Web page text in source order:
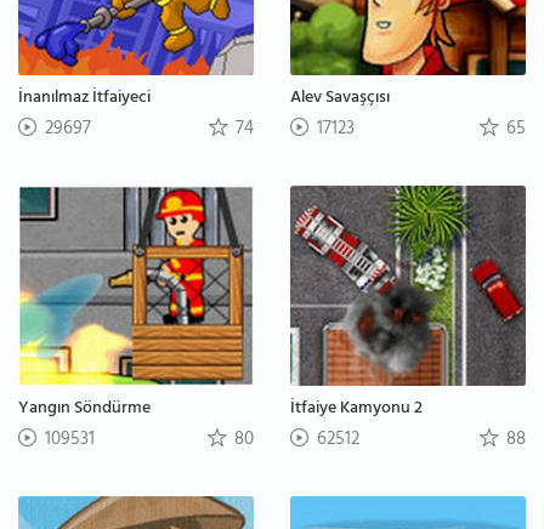
İnanılmaz İtfaiyeci
29697 74
Alev Savaşçısı
17123 65
Yangın Söndürme
109531 80
İtfaiye Kamyonu 2
62512 88